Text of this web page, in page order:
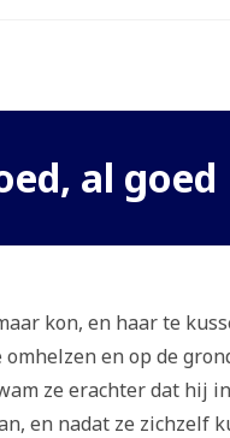
al goed
kon, en haar te
en op de
ze erachter dat hij
en nadat ze zichzelf